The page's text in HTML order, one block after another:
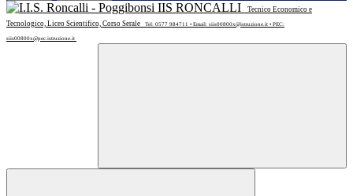
IIS RONCALLI
Tecnico Economico e
Tecnologico, Liceo Scientifico, Corso Serale
Tel: 0577 984711 • Email: siis00800x@istruzione.it • PEC:
siis00800x@pec.istruzione.it